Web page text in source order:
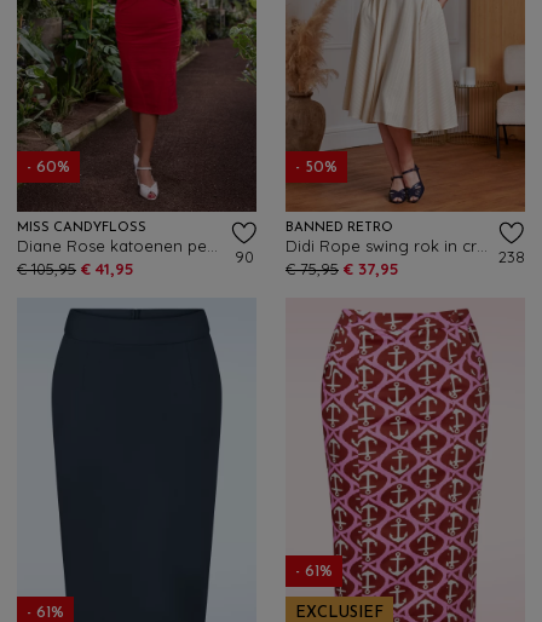
- 60%
MISS CANDYFLOSS
€ 105,95 € 41,95
90
- 50%
BANNED RETRO
€ 75,95 € 37,95
238
- 61%
- 61%
EXCLUSIEF